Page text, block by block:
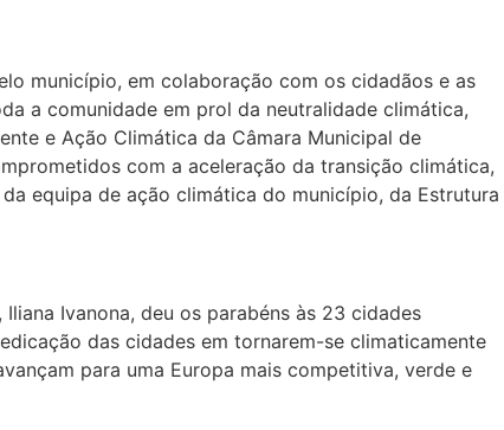
município, em colaboração com os cidadãos e as
a comunidade em prol da neutralidade climática,
e Ação Climática da Câmara Municipal de
com a aceleração da transição climática,
equipa de ação climática do município, da Estrutura
Ivanona, deu os parabéns às 23 cidades
das cidades em tornarem-se climaticamente
para uma Europa mais competitiva, verde e